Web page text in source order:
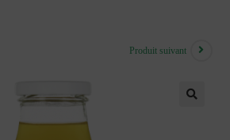
Produit suivant